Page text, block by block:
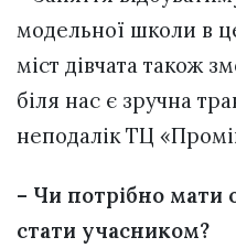
модельної школи в
міст дівчата також
біля нас є зручна
неподалік ТЦ
– Чи потрібно мати
стати учасником?